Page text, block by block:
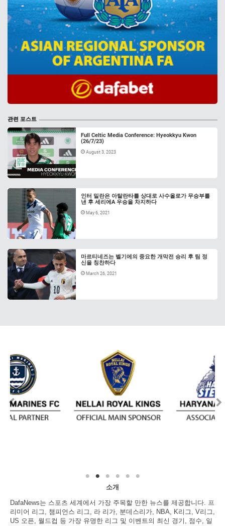
관련 포스트
Full Celtic Media Conference: Hyeokkyu Kwon
(26/7/23)
August 3, 2023
인터 밀란은 아탈란타를 상대로 사수올로가 무승부를
낸 후 세리에A 우승을 차지하다
May 6, 2021
마르티네즈는 벨기에의 중요한 개막전 승리 후 팀 정
신을 칭찬하다
March 26, 2021
소개
DafaNews는 스포츠 세계에서 가장 주목할 만한 뉴스를 제공합니다. 프
리미어 리그, 챔피언스 리그, 라 리가, 분데스리가, NBA, K리그, V리그,
US 오픈, 월드컵 등 가장 유명한 리그 및 이벤트의 최신 경기, 점수, 일